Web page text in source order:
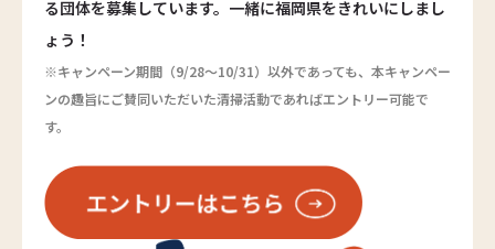
る団体を募集しています。一緒に福岡県をきれいにしまし
ょう！
※キャンペーン期間（9/28～10/31）以外であっても、本キャンペー
ンの趣旨にご賛同いただいた清掃活動であればエントリー可能で
す。